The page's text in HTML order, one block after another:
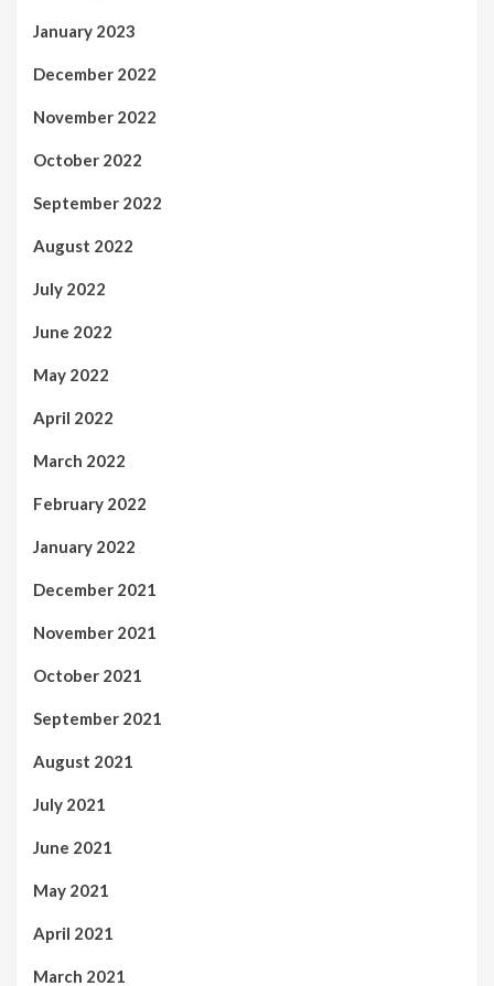
January 2023
December 2022
November 2022
October 2022
September 2022
August 2022
July 2022
June 2022
May 2022
April 2022
March 2022
February 2022
January 2022
December 2021
November 2021
October 2021
September 2021
August 2021
July 2021
June 2021
May 2021
April 2021
March 2021